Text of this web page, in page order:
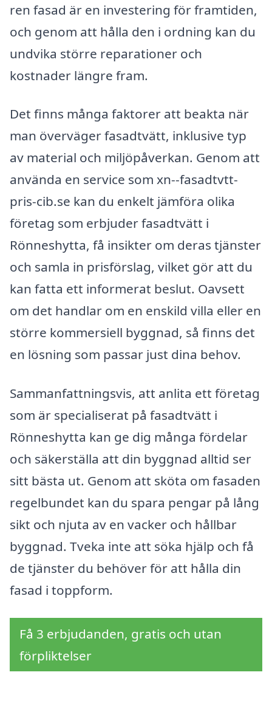
ren fasad är en investering för framtiden,
och genom att hålla den i ordning kan du
undvika större reparationer och
kostnader längre fram.
Det finns många faktorer att beakta när
man överväger fasadtvätt, inklusive typ
av material och miljöpåverkan. Genom att
använda en service som xn--fasadtvtt-
pris-cib.se kan du enkelt jämföra olika
företag som erbjuder fasadtvätt i
Rönneshytta, få insikter om deras tjänster
och samla in prisförslag, vilket gör att du
kan fatta ett informerat beslut. Oavsett
om det handlar om en enskild villa eller en
större kommersiell byggnad, så finns det
en lösning som passar just dina behov.
Sammanfattningsvis, att anlita ett företag
som är specialiserat på fasadtvätt i
Rönneshytta kan ge dig många fördelar
och säkerställa att din byggnad alltid ser
sitt bästa ut. Genom att sköta om fasaden
regelbundet kan du spara pengar på lång
sikt och njuta av en vacker och hållbar
byggnad. Tveka inte att söka hjälp och få
de tjänster du behöver för att hålla din
fasad i toppform.
Få 3 erbjudanden, gratis och utan
förpliktelser